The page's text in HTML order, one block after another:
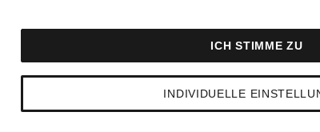
Volants
119,99 €
INDIVIDUELLE
ICH STIMME ZU